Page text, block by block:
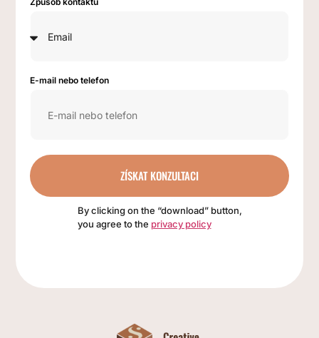
E-mail nebo telefon
ZÍSKAT KONZULTACI
By clicking on the “download” button,
you agree to the privacy policy